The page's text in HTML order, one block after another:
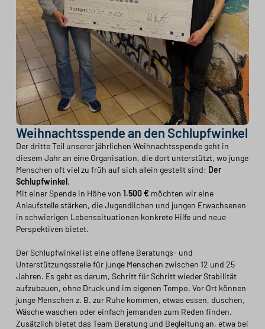
Weihnachtsspende an den Schlupfwinkel
Der dritte Teil unserer jährlichen Weihnachtsspende geht in
diesem Jahr an eine Organisation, die dort unterstützt, wo junge
Menschen oft viel zu früh auf sich allein gestellt sind: Der
Schlupfwinkel.
Mit einer Spende in Höhe von 1.500 € möchten wir eine
Anlaufstelle stärken, die Jugendlichen und jungen Erwachsenen
in schwierigen Lebenssituationen konkrete Hilfe und neue
Perspektiven bietet.
Der Schlupfwinkel ist eine offene Beratungs- und
Unterstützungsstelle für junge Menschen zwischen 12 und 25
Jahren. Es geht es darum, Schritt für Schritt wieder Stabilität
aufzubauen, ohne Druck und im eigenen Tempo. Vor Ort können
junge Menschen z. B. zur Ruhe kommen, etwas essen, duschen,
Wäsche waschen oder einfach jemanden zum Reden finden.
Zusätzlich bietet das Team Beratung und Begleitung an, etwa bei